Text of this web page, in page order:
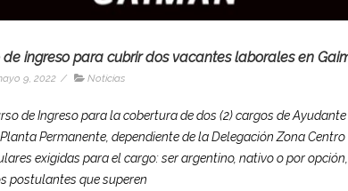
ingreso para cubrir dos vacantes laborales en
9, 2022 / Noticias
de Ingreso para la cobertura de dos (2) cargos de Ayudante
Permanente, dependiente de la Delegación Zona
exigidas para el cargo: ser argentino, nativo o por
postulantes que superen